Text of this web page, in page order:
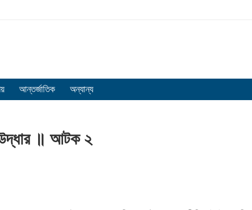
আন্তর্জাতিক অন্যান্য
উদ্ধার ॥ আটক ২